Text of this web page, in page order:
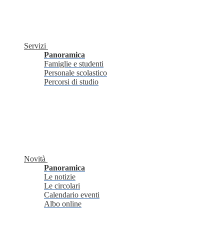
Servizi
Panoramica
Famiglie e studenti
Personale scolastico
Percorsi di studio
Novità
Panoramica
Le notizie
Le circolari
Calendario eventi
Albo online